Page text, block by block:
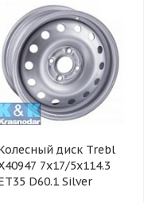
диск Trebl
7x17/5x114.3
D60.1 Silver